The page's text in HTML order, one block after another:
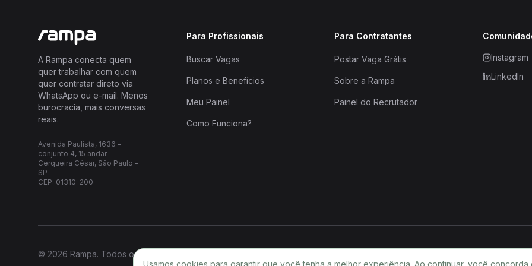
A Rampa conecta quem
quer trabalhar com quem
quer contratar direto via
WhatsApp ou e-mail. Menos
burocracia, mais conversas
reais.
Avenida Paulista, 1636 -
conjunto 4, 15 andar
Cerqueira César, São Paulo -
SP
CEP: 01310-200
Para Profissionais
Buscar Vagas
Planos e Benefícios
Meu Painel
Como Funciona?
Para Contratantes
Postar Vaga Grátis
Sobre a Rampa
Painel do Recrutador
Instagram
LinkedIn
© 2026 Rampa. Todos os direitos reservados.
Usamos cookies para garantir que você tenha a melhor experiência. Ao continuar, você concorda